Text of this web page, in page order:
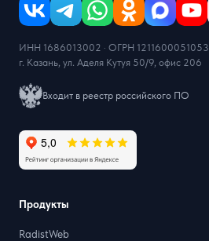
ИНН 1686013002 · ОГРН 1211600051053
г. Казань, ул. Аделя Кутуя 50/9, офис 206
Входит в реестр российского ПО
Продукты
RadistWeb